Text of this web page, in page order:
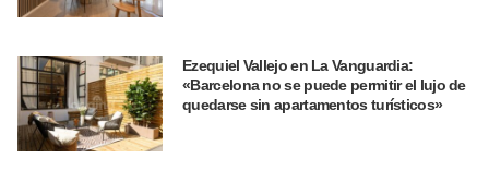
Ezequiel Vallejo en La Vanguardia:
«Barcelona no se puede permitir el lujo de
quedarse sin apartamentos turísticos»